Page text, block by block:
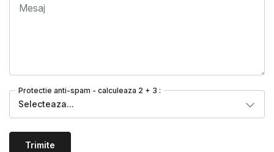
Protectie anti-spam - calculeaza 2 + 3 :
Selecteaza...
Trimite